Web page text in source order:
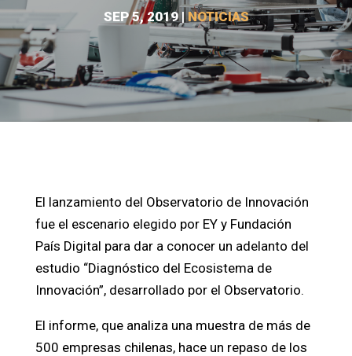
SEP 5, 2019|NOTICIAS
El lanzamiento del Observatorio de Innovación
fue el escenario elegido por EY y Fundación
País Digital para dar a conocer un adelanto del
estudio “Diagnóstico del Ecosistema de
Innovación”, desarrollado por el Observatorio.
El informe, que analiza una muestra de más de
500 empresas chilenas, hace un repaso de los